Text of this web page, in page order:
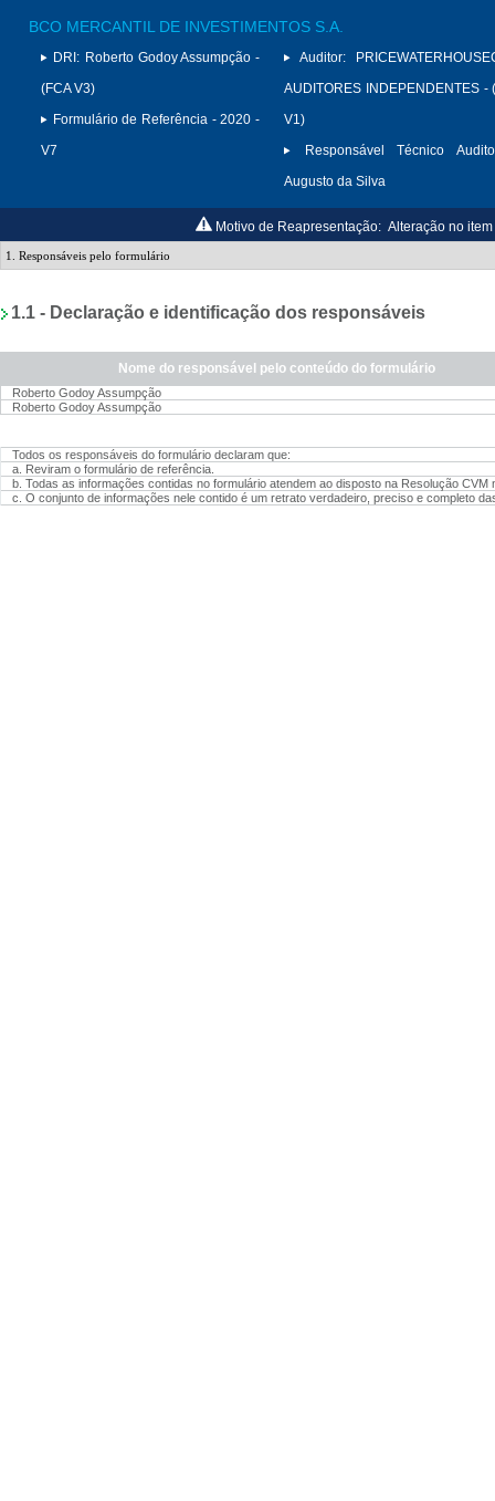
BCO MERCANTIL DE INVESTIMENTOS S.A.
DRI: Roberto Godoy Assumpção -
(FCA V3)
Formulário de Referência - 2020 -
V7
Auditor:
AUDITORES INDEPENDENTES -
V1)
Responsável Técnico
Augusto da Silva
Motivo de Reapresentação: Alteração no